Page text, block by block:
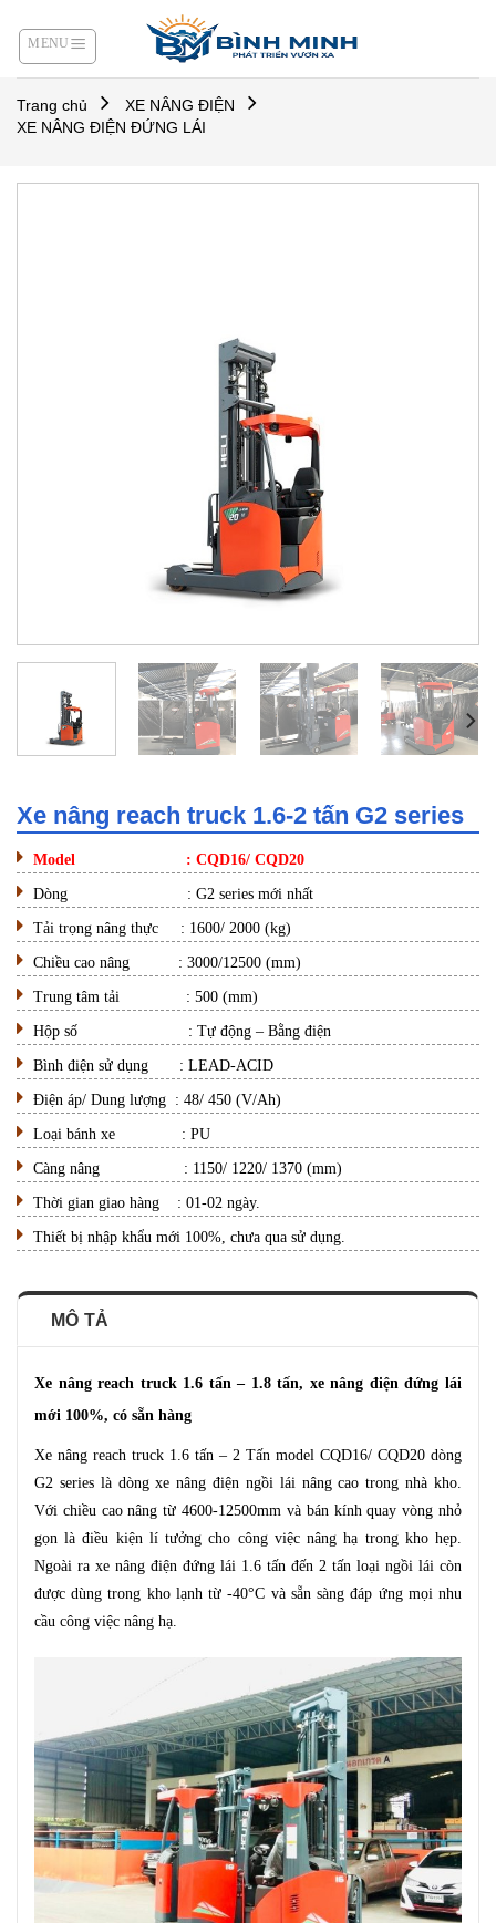
content
Trang chủ
XE NÂNG ĐIỆN
XE NÂNG ĐIỆN ĐỨNG LÁI
Xe nâng reach truck 1.6-2 tấn G2 series
Model : CQD16/ CQD20
Dòng : G2 series mới nhất
Tải trọng nâng thực : 1600/ 2000 (kg)
Chiều cao nâng : 3000/12500 (mm)
Trung tâm tải : 500 (mm)
Hộp số : Tự động – Bằng điện
Bình điện sử dụng : LEAD-ACID
Điện áp/ Dung lượng : 48/ 450 (V/Ah)
Loại bánh xe : PU
Càng nâng : 1150/ 1220/ 1370 (mm)
Thời gian giao hàng : 01-02 ngày.
Thiết bị nhập khẩu mới 100%, chưa qua sử dụng.
MÔ TẢ
Xe nâng reach truck 1.6 tấn – 1.8 tấn, xe nâng điện đứng lái
mới 100%, có sẵn hàng
Xe nâng reach truck 1.6 tấn – 2 Tấn model CQD16/ CQD20 dòng
G2 series là dòng xe nâng điện ngồi lái nâng cao trong nhà kho.
Với chiều cao nâng từ 4600-12500mm và bán kính quay vòng nhỏ
gọn là điều kiện lí tưởng cho công việc nâng hạ trong kho hẹp.
Ngoài ra xe nâng điện đứng lái 1.6 tấn đến 2 tấn loại ngồi lái còn
được dùng trong kho lạnh từ -40°C và sẵn sàng đáp ứng mọi nhu
cầu công việc nâng hạ.